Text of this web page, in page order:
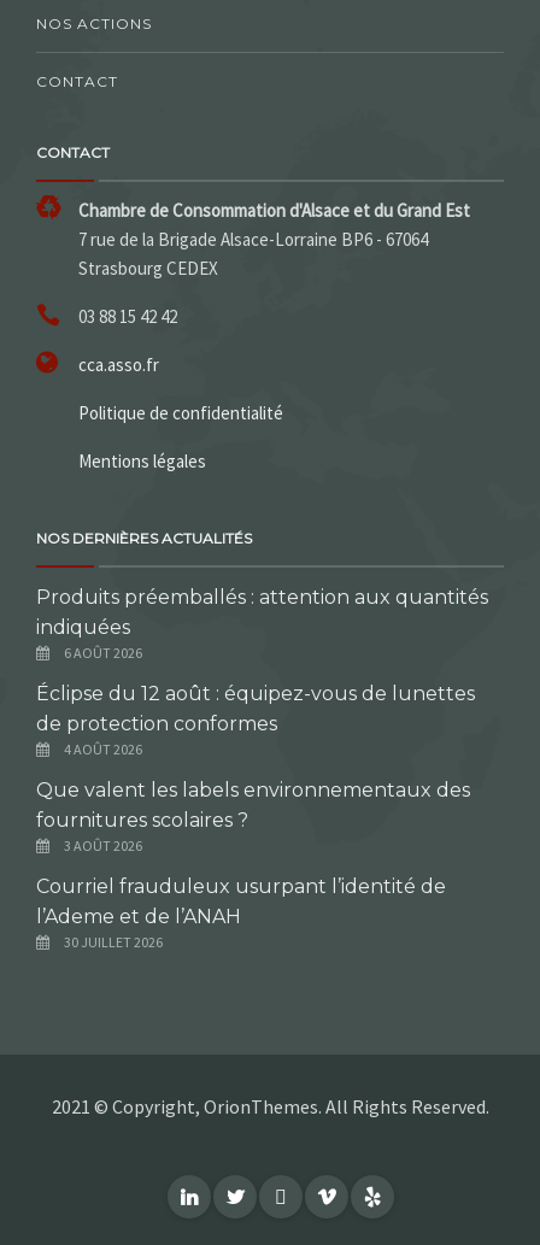
NOS ACTIONS
CONTACT
CONTACT
Chambre de Consommation d'Alsace et du Grand Est
7 rue de la Brigade Alsace-Lorraine BP6 - 67064
Strasbourg CEDEX
03 88 15 42 42
cca.asso.fr
Politique de confidentialité
Mentions légales
NOS DERNIÈRES ACTUALITÉS
Produits préemballés : attention aux quantités
indiquées
6 AOÛT 2026
Éclipse du 12 août : équipez-vous de lunettes
de protection conformes
4 AOÛT 2026
Que valent les labels environnementaux des
fournitures scolaires ?
3 AOÛT 2026
Courriel frauduleux usurpant l’identité de
l’Ademe et de l’ANAH
30 JUILLET 2026
2021 © Copyright, OrionThemes. All Rights Reserved.